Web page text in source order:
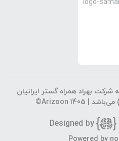
بهراد همراه گستر ایرانیان
می‌باشد | ©Arizoon 1405
Designed by